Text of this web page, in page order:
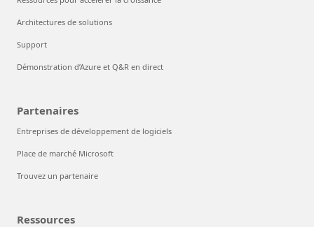
Architectures de solutions
Support
Démonstration d’Azure et Q&R en direct
Partenaires
Entreprises de développement de logiciels
Place de marché Microsoft
Trouvez un partenaire
Ressources